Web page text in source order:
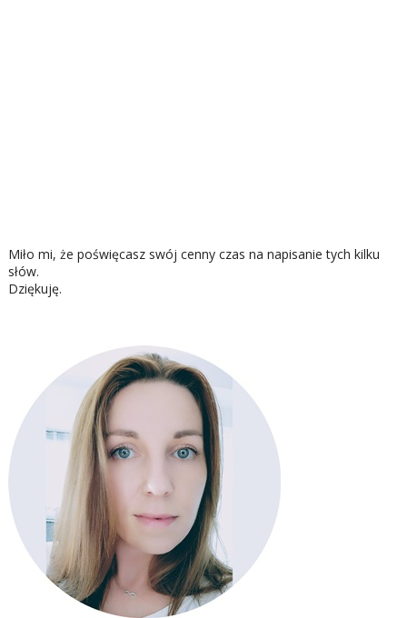
Miło mi, że poświęcasz swój cenny czas na napisanie tych kilku
słów.
Dziękuję.